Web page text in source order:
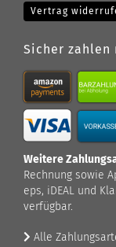
Vertrag
Sicher zahlen
Weitere
Rechnung sowie
eps, iDEAL und
verfügbar.
Alle